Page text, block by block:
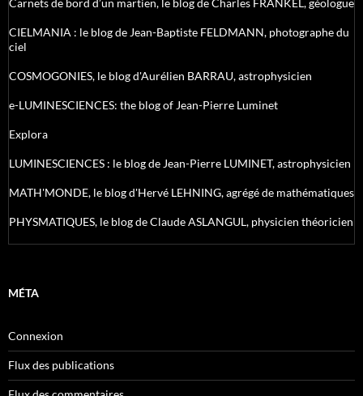
CIELMANIA : le blog de Jean-Baptiste FELDMANN, photographe du
ciel
COSMOGONIES, le blog d'Aurélien BARRAU, astrophysicien
e-LUMINESCIENCES: the blog of Jean-Pierre Luminet
Explora
LUMINESCIENCES : le blog de Jean-Pierre LUMINET, astrophysicien
MATH'MONDE, le blog d'Hervé LEHNING, agrégé de mathématiques
PHYSMATIQUES, le blog de Claude ASLANGUL, physicien théoricien
MÉTA
Connexion
Flux des publications